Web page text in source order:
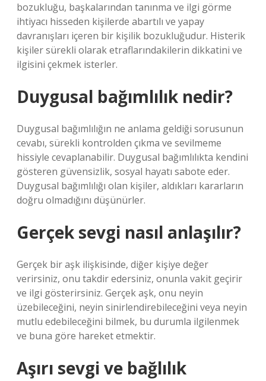
bozukluğu, başkalarından tanınma ve ilgi görme
ihtiyacı hisseden kişilerde abartılı ve yapay
davranışları içeren bir kişilik bozukluğudur. Histerik
kişiler sürekli olarak etraflarındakilerin dikkatini ve
ilgisini çekmek isterler.
Duygusal bağımlılık nedir?
Duygusal bağımlılığın ne anlama geldiği sorusunun
cevabı, sürekli kontrolden çıkma ve sevilmeme
hissiyle cevaplanabilir. Duygusal bağımlılıkta kendini
gösteren güvensizlik, sosyal hayatı sabote eder.
Duygusal bağımlılığı olan kişiler, aldıkları kararların
doğru olmadığını düşünürler.
Gerçek sevgi nasıl anlaşılır?
Gerçek bir aşk ilişkisinde, diğer kişiye değer
verirsiniz, onu takdir edersiniz, onunla vakit geçirir
ve ilgi gösterirsiniz. Gerçek aşk, onu neyin
üzebileceğini, neyin sinirlendirebileceğini veya neyin
mutlu edebileceğini bilmek, bu durumla ilgilenmek
ve buna göre hareket etmektir.
Aşırı sevgi ve bağlılık